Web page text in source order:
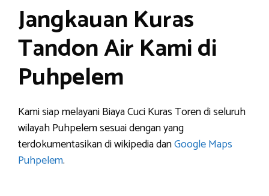
Jangkauan Kuras
Tandon Air Kami di
Puhpelem
Kami siap melayani Biaya Cuci Kuras Toren di seluruh
wilayah Puhpelem sesuai dengan yang
terdokumentasikan di wikipedia danGoogle Maps
Puhpelem.